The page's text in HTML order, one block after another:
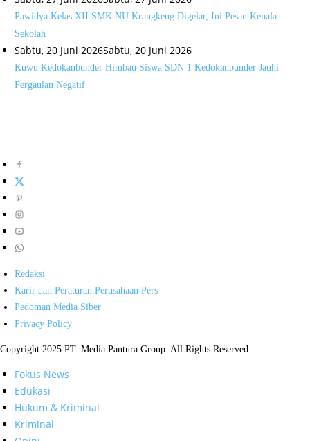
Pawidya Kelas XII SMK NU Krangkeng Digelar, Ini Pesan Kepala
Sekolah
Sabtu, 20 Juni 2026Sabtu, 20 Juni 2026
Kuwu Kedokanbunder Himbau Siswa SDN 1 Kedokanbunder Jauhi
Pergaulan Negatif
Redaksi
Karir dan Peraturan Perusahaan Pers
Pedoman Media Siber
Privacy Policy
Copyright 2025 PT. Media Pantura Group. All Rights Reserved
Fokus News
Edukasi
Hukum & Kriminal
Kriminal